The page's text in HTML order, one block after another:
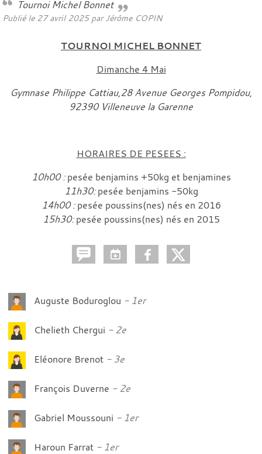
Tournoi Michel Bonnet
Publié le 27 avril 2025par Jérôme COPIN
TOURNOI MICHEL BONNET
Dimanche 4 Mai
Gymnase Philippe Cattiau,28 Avenue Georges Pompidou,
92390 Villeneuve la Garenne
HORAIRES DE PESEES :
10h00 :pesée benjamins +50kg et benjamines
11h30:pesée benjamins -50kg
14h00 :pesée poussins(nes) nés en 2016
15h30:pesée poussins(nes) nés en 2015
Auguste Boduroglou 1er
Chelieth Chergui 2e
Eléonore Brenot 3e
François Duverne 2e
Gabriel Moussouni 1er
Haroun Farrat 1er